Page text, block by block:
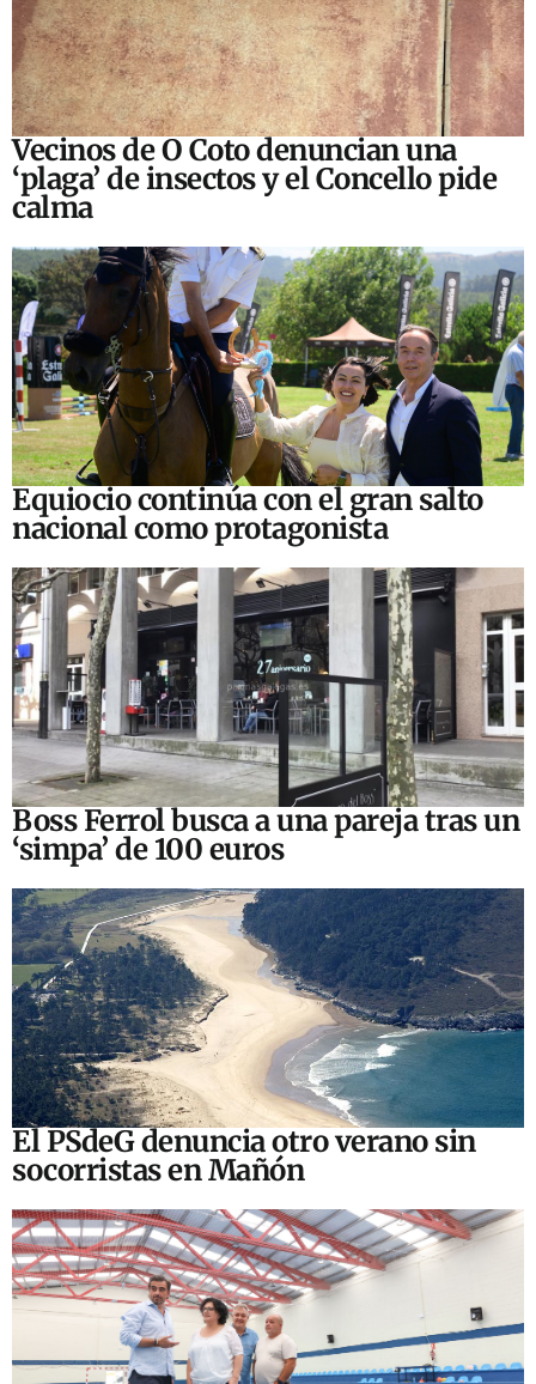
Vecinos de O Coto denuncian una
‘plaga’ de insectos y el Concello pide
calma
Equiocio continúa con el gran salto
nacional como protagonista
Boss Ferrol busca a una pareja tras un
‘simpa’ de 100 euros
El PSdeG denuncia otro verano sin
socorristas en Mañón